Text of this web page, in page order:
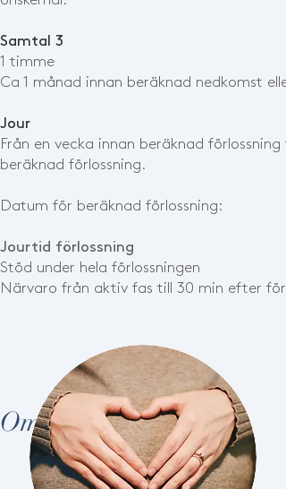
Samtal 3
1 timme
Ca 1 månad innan beräknad nedkomst
Jour
Från en vecka innan beräknad
beräknad förlossning.
Datum för beräknad förlossning:
Jourtid förlossning
Stöd under hela förlossningen
Närvaro från aktiv fas till 30 min efter
Om mig